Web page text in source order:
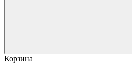
Корзина